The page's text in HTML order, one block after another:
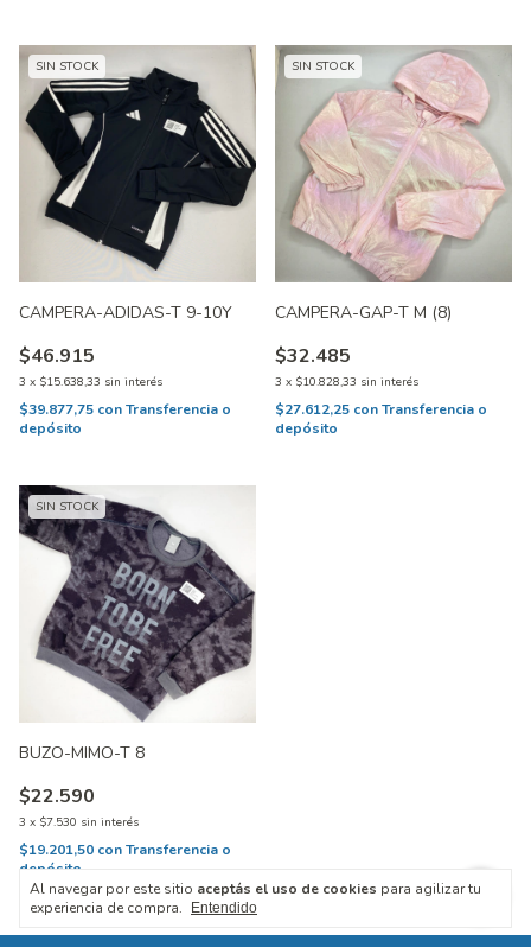
Al navegar por este sitio aceptás el uso de cookies para agilizar tu
experiencia de compra.
Entendido
SIN STOCK
CAMPERA-ADIDAS-T 9-10Y
$46.915
3 x $15.638,33 sin interés
$39.877,75 conTransferencia o
depósito
SIN STOCK
CAMPERA-GAP-T M (8)
$32.485
3 x $10.828,33 sin interés
$27.612,25 conTransferencia o
depósito
SIN STOCK
BUZO-MIMO-T 8
$22.590
3 x $7.530 sin interés
$19.201,50 conTransferencia o
depósito